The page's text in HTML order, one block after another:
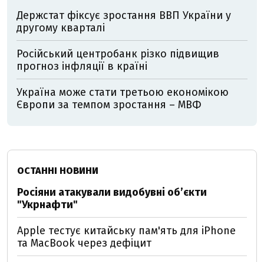
Держстат фіксує зростання ВВП України у
другому кварталі
Російський центробанк різко підвищив
прогноз інфляції в країні
Україна може стати третьою економікою
Європи за темпом зростання – МВФ
ОСТАННІ НОВИНИ
Росіяни атакували видобувні обʼєкти
"Укрнафти"
Apple тестує китайську пам'ять для iPhone
та MacBook через дефіцит